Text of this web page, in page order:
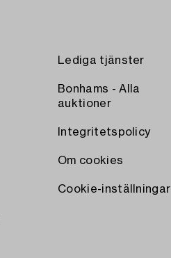
Lediga tjänster
Bonhams - Alla
auktioner
Integritetspolicy
Om cookies
Cookie-inställningar